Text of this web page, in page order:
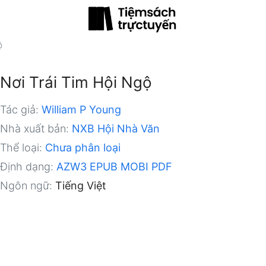
Nơi Trái Tim Hội Ngộ
Tác giả: William P Young
Nhà xuất bản: NXB Hội Nhà Văn
Thể loại: Chưa phân loại
Định dạng: AZW3 EPUB MOBI PDF
Ngôn ngữ: Tiếng Việt